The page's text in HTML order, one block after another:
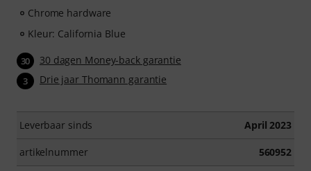
Chrome hardware
Kleur: California Blue
30 30 dagen Money-back garantie
3 Drie jaar Thomann garantie
Leverbaar sinds April 2023
artikelnummer 560952